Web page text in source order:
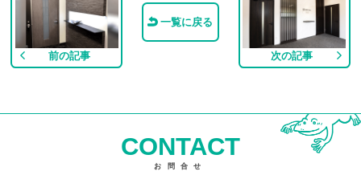
前の記事
一覧に戻る
次の記事
CONTACT
お問合せ